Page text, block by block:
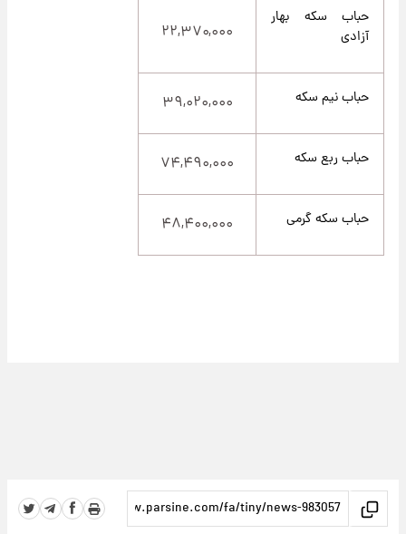
حباب سکه بهار
آزادی
۲۲,۳۷۰,۰۰۰
حباب نیم سکه ۳۹,۰۲۰,۰۰۰
حباب ربع سکه ۷۴,۴۹۰,۰۰۰
حباب سکه گرمی ۴۸,۴۰۰,۰۰۰